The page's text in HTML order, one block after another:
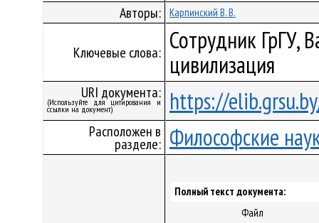
Авторы: Карпинский В. В.
Ключевые слова: Сотрудник ГрГУ,
цивилизация
URI документа:
(Используйте для цитирования и
ссылки на документ) https://
Расположен в
разделе: Философские
Полный текст документа:
Файл